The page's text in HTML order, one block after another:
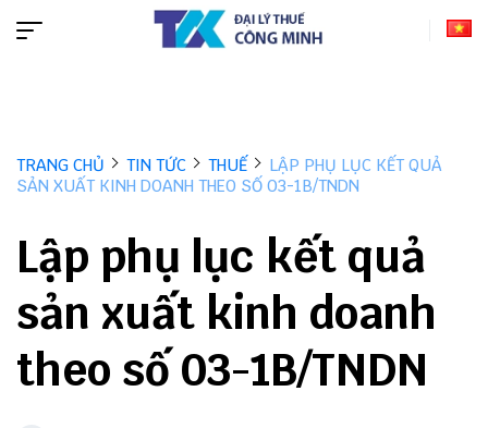
TRANG CHỦ TIN TỨC THUẾ
LẬP PHỤ LỤC KẾT QUẢ
SẢN XUẤT KINH DOANH THEO SỐ 03-1B/TNDN
Lập phụ lục kết quả
sản xuất kinh doanh
theo số 03-1B/TNDN